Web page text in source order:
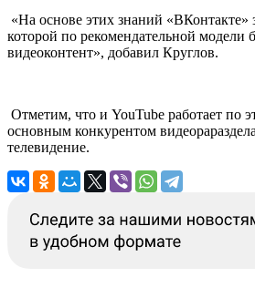
«На основе этих знаний «ВКонтакте»
которой по рекомендательной модели
видеоконтент», добавил Круглов.
Отметим, что и YouTube работает по
основным конкурентом
телевидение.